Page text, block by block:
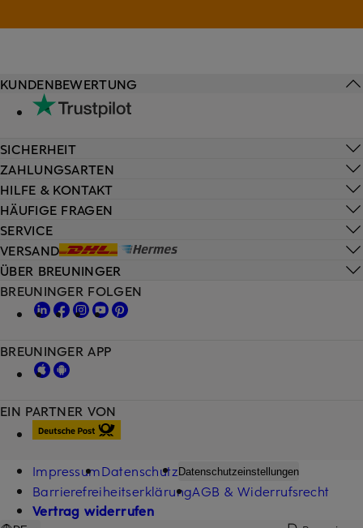
HILFE & KONTAKT
HÄUFIGE FRAGEN
SERVICE
VERSAND
KUNDENBEWERTUNG
SICHERHEIT
ZAHLUNGSARTEN
ÜBER BREUNINGER
EIN PARTNER VON
BREUNINGER FOLGEN
BREUNINGER APP
ImpressumDatenschutzDatenschutzeinstellungen
BarrierefreiheitserklärungAGB & Widerrufsrecht
Vertrag widerrufen